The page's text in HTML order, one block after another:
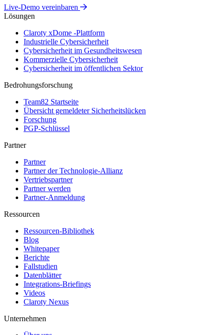
Live-Demo vereinbaren
Lösungen
Claroty xDome -Plattform
Industrielle Cybersicherheit
Cybersicherheit im Gesundheitswesen
Kommerzielle Cybersicherheit
Cybersicherheit im öffentlichen Sektor
Bedrohungsforschung
Team82 Startseite
Übersicht gemeldeter Sicherheitslücken
Forschung
PGP-Schlüssel
Partner
Partner
Partner der Technologie-Allianz
Vertriebspartner
Partner werden
Partner-Anmeldung
Ressourcen
Ressourcen-Bibliothek
Blog
Whitepaper
Berichte
Fallstudien
Datenblätter
Integrations-Briefings
Videos
Claroty Nexus
Unternehmen